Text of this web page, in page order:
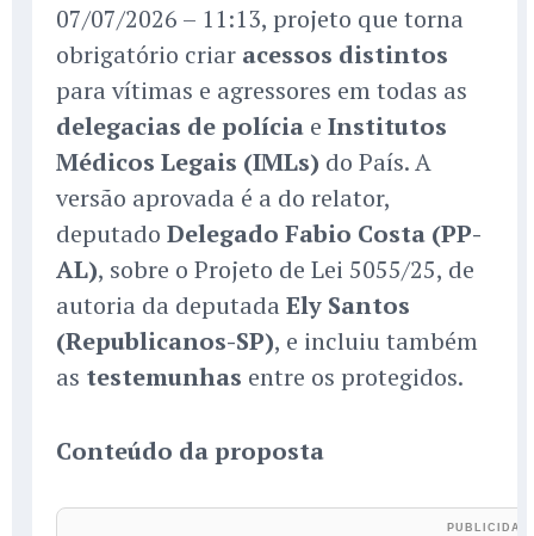
07/07/2026 – 11:13, projeto que torna
obrigatório criar acessos distintos
para vítimas e agressores em todas as
delegacias de polícia e Institutos
Médicos Legais (IMLs) do País. A
versão aprovada é a do relator,
deputado Delegado Fabio Costa (PP-
AL), sobre o Projeto de Lei 5055/25, de
autoria da deputada Ely Santos
(Republicanos-SP), e incluiu também
as testemunhas entre os protegidos.
Conteúdo da proposta